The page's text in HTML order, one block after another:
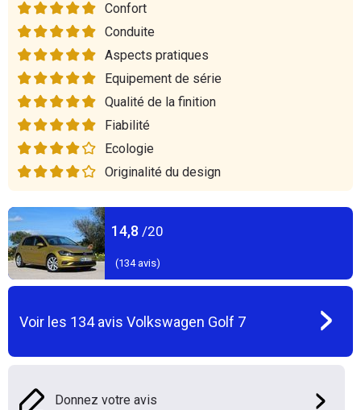
Confort
Conduite
Aspects pratiques
Equipement de série
Qualité de la finition
Fiabilité
Ecologie
Originalité du design
14,8 /20
(134avis)
Voir les 134avis Volkswagen Golf 7
Donnez votre avis